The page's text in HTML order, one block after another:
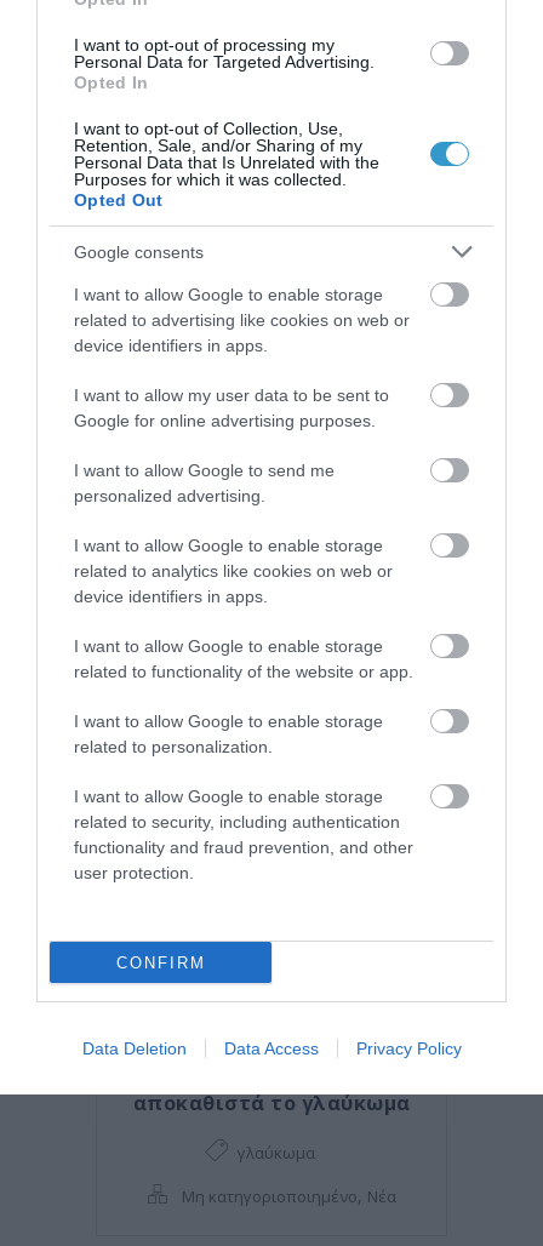
I want to opt-out of processing my
Personal Data for Targeted Advertising.
Opted In
I want to opt-out of Collection, Use,
Retention, Sale, and/or Sharing of my
Personal Data that Is Unrelated with the
Purposes for which it was collected.
Opted Out
Google consents
I want to allow Google to enable storage
related to advertising like cookies on web or
device identifiers in apps.
I want to allow my user data to be sent to
Google for online advertising purposes.
I want to allow Google to send me
personalized advertising.
I want to allow Google to enable storage
related to analytics like cookies on web or
device identifiers in apps.
I want to allow Google to enable storage
related to functionality of the website or app.
I want to allow Google to enable storage
related to personalization.
I want to allow Google to enable storage
related to security, including authentication
functionality and fraud prevention, and other
user protection.
CONFIRM
Data Deletion Data Access Privacy Policy
Γλαύκωμα: Από ποια ηλικία
έλεγχος;
Εντοπίστηκε το γονίδιο που
προκαλεί σοβαρό
γλαύκωμα στα μωρά
Μικροσκοπική βαλβίδα
αποκαθιστά το γλαύκωμα
γλαύκωμα
Μη κατηγοριοποιημένο, Νέα